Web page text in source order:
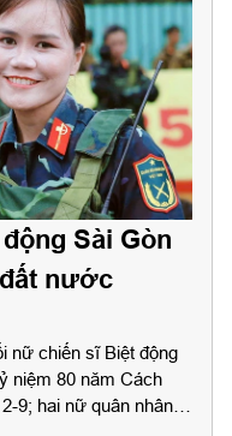
Sài Gòn
nước
nữ chiến sĩ Biệt động
niệm 80 năm Cách
9; hai nữ quân nhân